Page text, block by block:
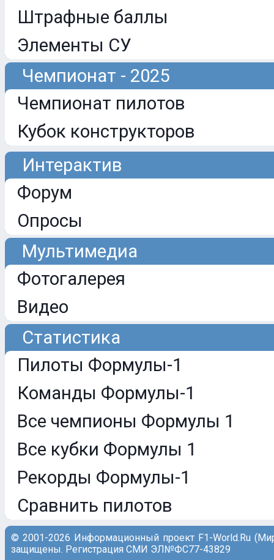
Штрафные баллы
Элементы СУ
Чемпионат - 2025
Чемпионат пилотов
Кубок конструкторов
Интерактив
Форум
Опросы
Мультимедиа
Фотогалерея
Видео
Статистика
Пилоты Формулы-1
Команды Формулы-1
Все чемпионы Формулы 1
Все кубки Формулы 1
Рекорды Формулы-1
Сравнить пилотов
© 2001-2026 Информационный проект F1-World.Ru
защищены. Регистрация СМИ ЭЛ№ФС77-43829